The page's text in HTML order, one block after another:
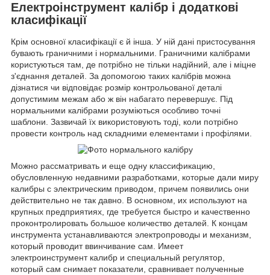
Електроінструмент калібр і додаткові
класифікації
Крім основної класифікації є й інша. У ній дані пристосування
бувають граничними і нормальними. Граничними калібрами
користуються там, де потрібно не тільки надійний, але і міцне
з'єднання деталей. За допомогою таких калібрів можна
дізнатися чи відповідає розмір контрольованої деталі
допустимим межам або ж він набагато перевершує. Під
нормальними калібрами розуміються особливо точні
шаблони. Зазвичай їх використовують тоді, коли потрібно
провести контроль над складними елементами і профілями.
Можно рассматривать и еще одну классификацию,
обусловленную недавними разработками, которые дали миру
калибры с электрическим приводом, причем появились они
действительно не так давно. В основном, их используют на
крупных предприятиях, где требуется быстро и качественно
проконтролировать большое количество деталей. К концам
инструмента устанавливаются электропроводы и механизм,
который проводит ввинчивание сам. Имеет
электроинструмент калибр и специальный регулятор,
который сам снимает показатели, сравнивает полученные